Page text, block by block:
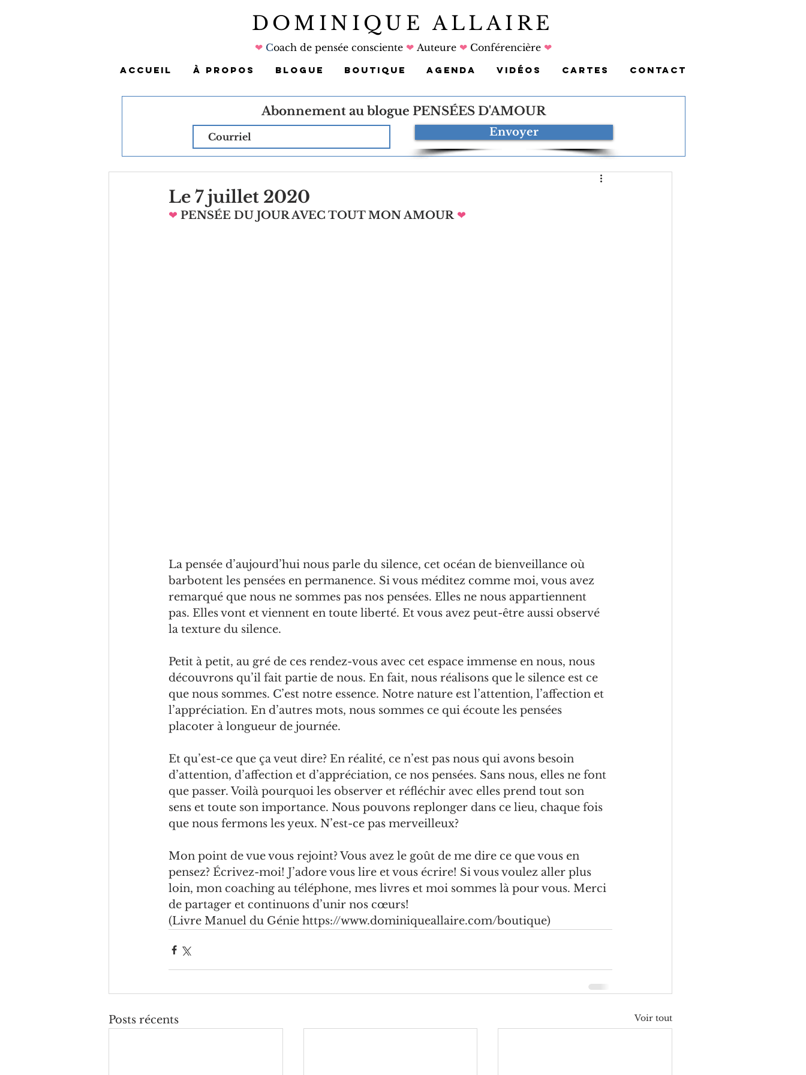
DOMINIQUE ALLAIRE
❤Coach de pensée consciente ❤Auteure ❤Conférencière ❤
ACCUEIL À PROPOS BLOGUE BOUTIQUE AGENDA VIDÉOS CARTES CONTACT
Abonnement au blogue PENSÉES D'AMOUR
Envoyer
Le 7 juillet 2020
❤ PENSÉE DU JOUR AVEC TOUT MON AMOUR ❤
La pensée d’aujourd’hui nous parle du silence, cet océan de bienveillance où
barbotent les pensées en permanence. Si vous méditez comme moi, vous avez
remarqué que nous ne sommes pas nos pensées. Elles ne nous appartiennent
pas. Elles vont et viennent en toute liberté. Et vous avez peut-être aussi observé
la texture du silence.
Petit à petit, au gré de ces rendez-vous avec cet espace immense en nous, nous
découvrons qu’il fait partie de nous. En fait, nous réalisons que le silence est ce
que nous sommes. C’est notre essence. Notre nature est l’attention, l’affection et
l’appréciation. En d’autres mots, nous sommes ce qui écoute les pensées
placoter à longueur de journée.
Et qu’est-ce que ça veut dire? En réalité, ce n’est pas nous qui avons besoin
d’attention, d’affection et d’appréciation, ce nos pensées. Sans nous, elles ne font
que passer. Voilà pourquoi les observer et réfléchir avec elles prend tout son
sens et toute son importance. Nous pouvons replonger dans ce lieu, chaque fois
que nous fermons les yeux. N’est-ce pas merveilleux?
Mon point de vue vous rejoint? Vous avez le goût de me dire ce que vous en
pensez? Écrivez-moi! J’adore vous lire et vous écrire! Si vous voulez aller plus
loin, mon coaching au téléphone, mes livres et moi sommes là pour vous. Merci
de partager et continuons d’unir nos cœurs!
(Livre Manuel du Génie https://www.dominiqueallaire.com/boutique)
Posts récents Voir tout